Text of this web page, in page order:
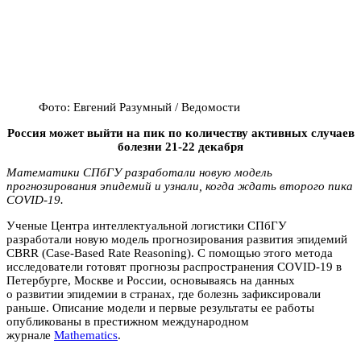
Фото: Евгений Разумный / Ведомости
Россия может выйти на пик по количеству активных случаев
болезни 21-22 декабря
Математики СПбГУ разработали новую модель
прогнозирования эпидемий и узнали, когда ждать второго пика
COVID-19.
Ученые Центра интеллектуальной логистики СПбГУ
разработали новую модель прогнозирования развития эпидемий
CBRR (Case-Based Rate Reasoning). С помощью этого метода
исследователи готовят прогнозы распространения COVID-19 в
Петербурге, Москве и России, основываясь на данных
о развитии эпидемии в странах, где болезнь зафиксировали
раньше. Описание модели и первые результаты ее работы
опубликованы в престижном международном
журнале Mathematics.